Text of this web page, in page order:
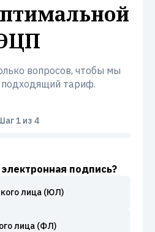
вопросов, чтобы мы
тариф.
1из 4
подпись?
лица (ЮЛ)
лица (ФЛ)